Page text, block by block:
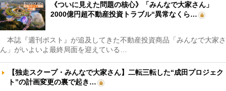
《ついに見えた問題の核心》「みんなで大家さん」
2000億円超不動産投資トラブル“異常なくら…
本誌『週刊ポスト』が追及してきた不動産投資商品「みんなで大家さ
ん」がいよいよ最終局面を迎えている…
【独走スクープ・みんなで大家さん】二転三転した“成田プロジェク
ト”の計画変更の裏で起き…